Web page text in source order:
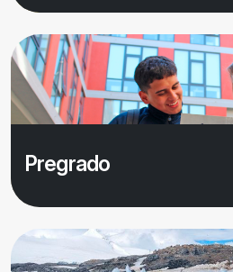
Saber más
Pregrado
Saber más